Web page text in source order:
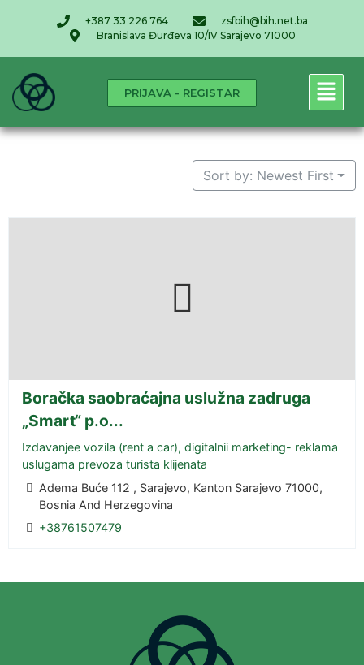
+387 33 226 764
zsfbih@bih.net.ba
Branislava Đurđeva 10/IV Sarajevo 71000
PRIJAVA - REGISTAR
Sort by: Newest First
Boračka saobraćajna uslužna zadruga
„Smart“ p.o...
Izdavanjee vozila (rent a car), digitalnii marketing- reklama
uslugama prevoza turista klijenata
Adema Buće 112 , Sarajevo, Kanton Sarajevo 71000,
Bosnia And Herzegovina
+38761507479